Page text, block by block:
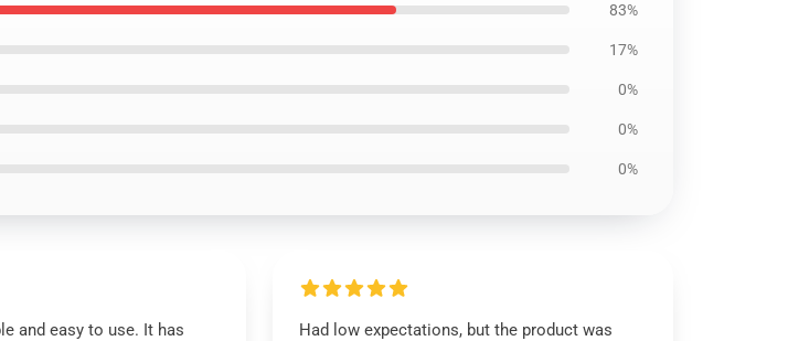
83%
17%
0%
0%
0%
and easy to use. It has
Had low expectations, but the product was